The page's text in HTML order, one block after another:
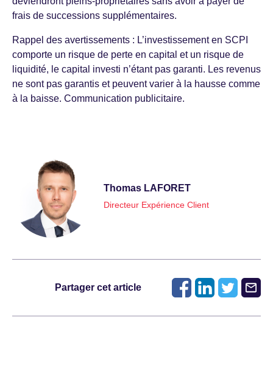
frais de successions supplémentaires.
Rappel des avertissements : L’investissement en SCPI
comporte un risque de perte en capital et un risque de
liquidité, le capital investi n’étant pas garanti. Les revenus
ne sont pas garantis et peuvent varier à la hausse comme
à la baisse. Communication publicitaire.
Thomas LAFORET
Directeur Expérience Client
Partager cet article